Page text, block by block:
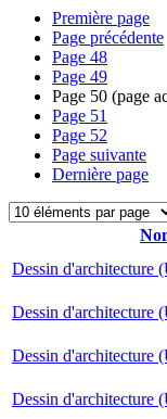
Première page
Page précédente
Page 48
Page 49
Page 50 (page
Page 51
Page 52
Page suivante
Dernière page
Dessin d'architecture
Dessin d'architecture
Dessin d'architecture
Dessin d'architecture